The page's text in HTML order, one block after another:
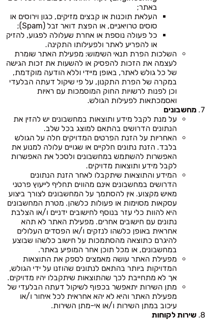
באתר;
העלאת תוכנות או קבצים מזיקים, כגון וירוסים או
סוסים טרויאניים, או הפצת דואר זבל (Spam);
כל פעולה נוספת או אחרת שעלולה לפגוע, להזיק
או להפריע לאתר ולפעילותו התקינה.
השלכות הפרת תנאי השימוש: מפעילת האתר שומרת
לעצמה את הזכות להפסיק או להשעות את זכות הגישה
של כל גולש לאתר, באופן מיידי וללא הודעה מוקדמת,
במקרה של הפרת התקנון, על פי שיקול דעתה הבלעדי
וכן לפנות לרשויות החוק המוסמכות עם ראיות
ואסמכתאות לפעילות הגולש.
מחשבונים
על מנת לקבל מידע ותוצאות במחשבונים יש להזין את
הנתונים הדרושים בהתאם למוצג בכל שלב.
האחריות על הזנת הפרטים המדויקים חלה על הגולש
בלבד. הזנת נתונים חלקיים או שגויים עלולה למנוע את
האפשרות להשתמש במחשבונים ולסכל את האפשרות
לקבל מידע ותוצאות מדויקים.
המידע והתוצאות שיתקבלו לאחר הזנת הנתונים
הדרושים במחשבונים אינם מהווים תחליף לייעוץ פרטני
מאיש מקצוע. אין להסתמך על המחשבונים לצורך ביצוע
עסקאות מסוימות או פעולות כלשהן. מטרת המחשבונים
היא להוות כלי עזר בנוסף לחישובים ידניים ו/או הצלבת
נתונים עם חישובים אחרים. מפעילת האתר לא תהא
אחראית באופן כלשהו לנזקים ו/או הפסדים העלולים
להיגרם כתוצאה מהסתמכות על חישוב כלשהו שבוצע
במחשבונים, או מכל תוכן אחר המופיע באתר.
מפעילת האתר עושה מאמצים לספק את התוצאות
המדויקות ביותר בהתאם לנתונים שהוזנו על ידי הגולש,
אך לא מתחייבת לכך שהתוצאות שיתקבלו יהיו מדויקים.
מתן השירות יתאפשר בכפוף לשיקול דעתה הבלעדי של
מפעילת האתר והיא לא יהא אחראית לכל איחור ו/או
עיכוב במתן השירות ו/או אי-מתן השירות.
שירות לקוחות